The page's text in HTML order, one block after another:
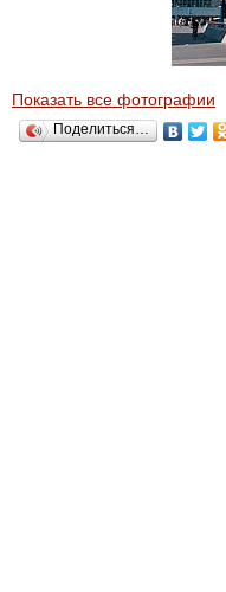
Показать все фотографии
Поделиться…